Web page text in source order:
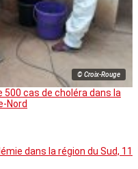
© Croix-Rouge
500 cas de choléra dans la
Nord
dans la région du Sud, 11